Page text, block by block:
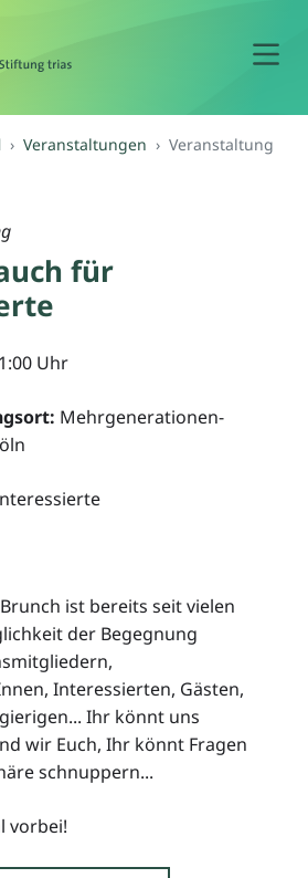
Veranstaltungen Veranstaltung
für
Uhr
Mehrgenerationen-
ist bereits seit vielen
der Begegnung
Interessierten, Gästen,
Ihr könnt uns
wir Euch, Ihr könnt Fragen
schnuppern...
vorbei!